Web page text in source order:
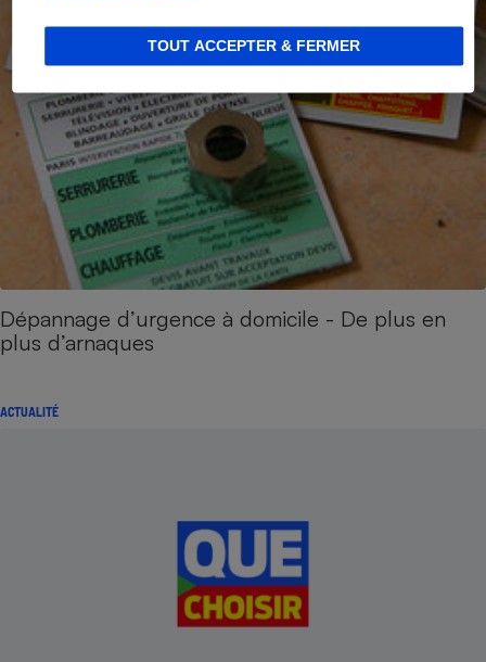
TOUT ACCEPTER & FERMER
Dépannage d’urgence à domicile - De plus en
plus d’arnaques
ACTUALITÉ